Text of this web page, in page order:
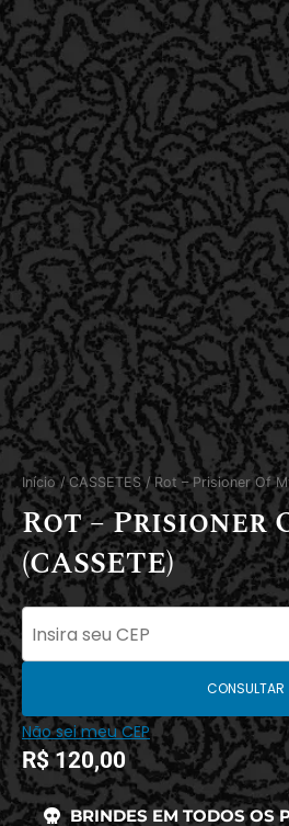
Início/CASSETES/ Rot – Prisioner Of
Rot – Prisioner
(CASSETE)
CONSULTAR
Não sei meu CEP
R$120,00
BRINDES EM TODOS OS